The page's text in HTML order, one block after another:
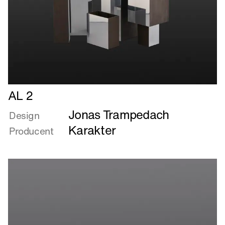
Læs
mere
om
AL
2
AL 2
Design Jonas Trampedach
Producent Karakter